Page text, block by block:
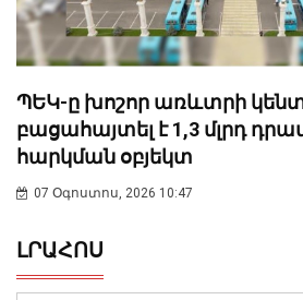
ՊԵԿ-ը խոշոր առևտրի
բացահայտել է 1,3 մլրդ
հարկման օբյեկտ
07 Օգոստոս, 2026 10:47
ԼՐԱՀՈՍ